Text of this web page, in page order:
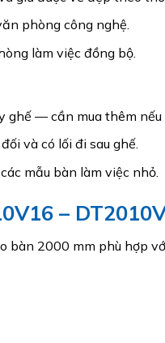
phòng công nghệ.
làm việc đồng bộ.
ghế — cần mua thêm nếu
và có lối đi sau ghế.
mẫu bàn làm việc nhỏ.
–
2000 mm phù hợp